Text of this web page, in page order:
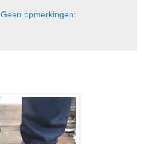
Geen opmerkingen: